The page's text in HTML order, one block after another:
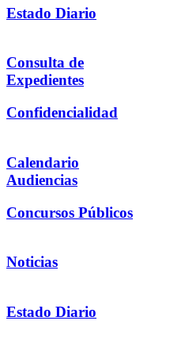
Estado Diario
Consulta de
Expedientes
Confidencialidad
Calendario
Audiencias
Concursos Públicos
Noticias
Estado Diario